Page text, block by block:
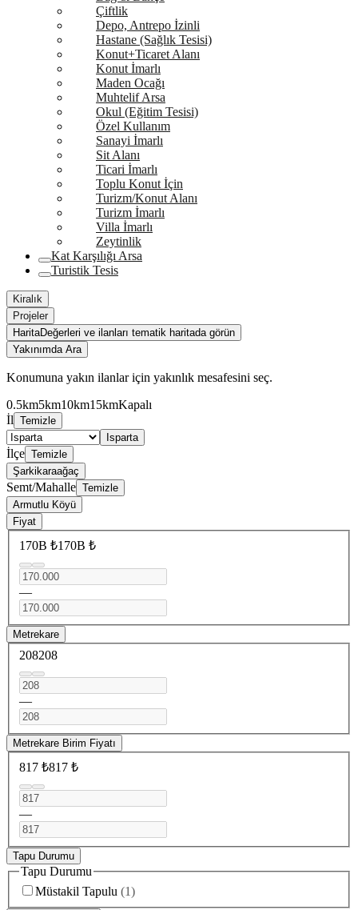
Çiftlik
Depo, Antrepo İzinli
Hastane (Sağlık Tesisi)
Konut+Ticaret Alanı
Konut İmarlı
Maden Ocağı
Muhtelif Arsa
Okul (Eğitim Tesisi)
Özel Kullanım
Sanayi İmarlı
Sit Alanı
Ticari İmarlı
Toplu Konut İçin
Turizm/Konut Alanı
Turizm İmarlı
Villa İmarlı
Zeytinlik
Kat Karşılığı Arsa
Turistik Tesis
Kiralık
Projeler
HaritaDeğerleri ve ilanları tematik haritada görün
Yakınımda Ara
Konumuna yakın ilanlar için yakınlık mesafesini seç.
0.5km5km10km15kmKapalı
İl Temizle
Isparta
İlçe Temizle
Şarkikaraağaç
Semt/Mahalle Temizle
Armutlu Köyü
Fiyat
170B ₺170B ₺
—
Metrekare
208208
—
Metrekare Birim Fiyatı
817 ₺817 ₺
—
Tapu Durumu
Tapu Durumu
Müstakil Tapulu (1)